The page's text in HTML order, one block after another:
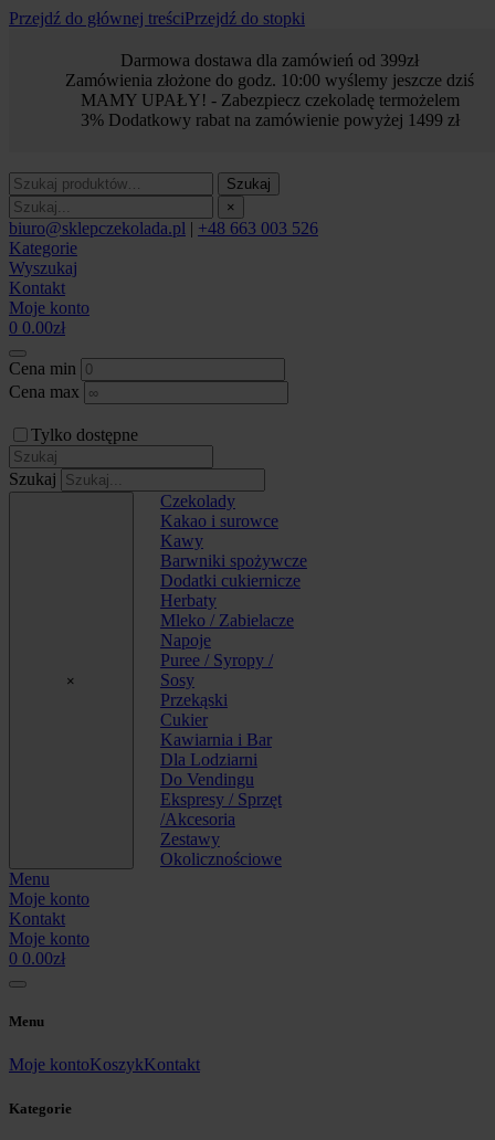
Przejdź do głównej treściPrzejdź do stopki
Darmowa dostawa dla zamówień od 399zł
Zamówienia złożone do godz. 10:00 wyślemy jeszcze dziś
MAMY UPAŁY! - Zabezpiecz czekoladę termożelem
3% Dodatkowy rabat na zamówienie powyżej 1499 zł
Szukaj
×
biuro@sklepczekolada.pl | +48 663 003 526
Kategorie
Wyszukaj
Kontakt
Moje konto
0 0.00zł
Cena min
Cena max
Tylko dostępne
Szukaj
×
Czekolady
Kakao i surowce
Kawy
Barwniki spożywcze
Dodatki cukiernicze
Herbaty
Mleko / Zabielacze
Napoje
Puree / Syropy /
Sosy
Przekąski
Cukier
Kawiarnia i Bar
Dla Lodziarni
Do Vendingu
Ekspresy / Sprzęt
/Akcesoria
Zestawy
Okolicznościowe
Menu
Moje konto
Kontakt
Moje konto
0 0.00zł
Menu
Moje kontoKoszykKontakt
Kategorie